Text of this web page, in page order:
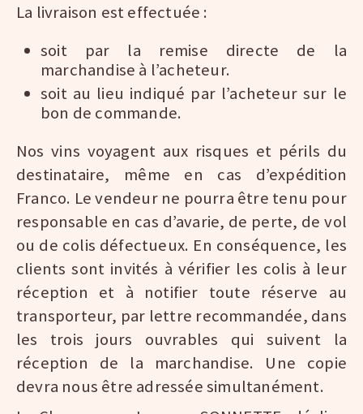
La livraison est effectuée :
soit par la remise directe de la
marchandise à l’acheteur.
soit au lieu indiqué par l’acheteur sur le
bon de commande.
Nos vins voyagent aux risques et périls du
destinataire, même en cas d’expédition
Franco. Le vendeur ne pourra être tenu pour
responsable en cas d’avarie, de perte, de vol
ou de colis défectueux. En conséquence, les
clients sont invités à vérifier les colis à leur
réception et à notifier toute réserve au
transporteur, par lettre recommandée, dans
les trois jours ouvrables qui suivent la
réception de la marchandise. Une copie
devra nous être adressée simultanément.